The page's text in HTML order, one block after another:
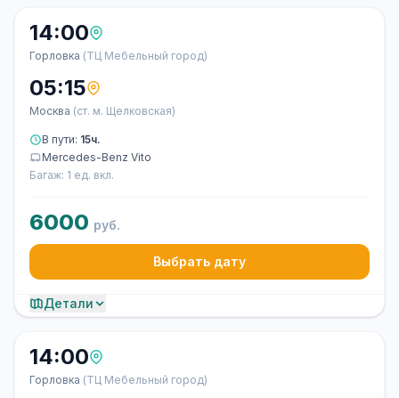
14:00
Горловка (ТЦ Мебельный город)
05:15
Москва (ст. м. Щелковская)
В пути: 15ч.
Mercedes-Benz Vito
Багаж: 1 ед. вкл.
6000 руб.
Выбрать дату
Детали
14:00
Горловка (ТЦ Мебельный город)